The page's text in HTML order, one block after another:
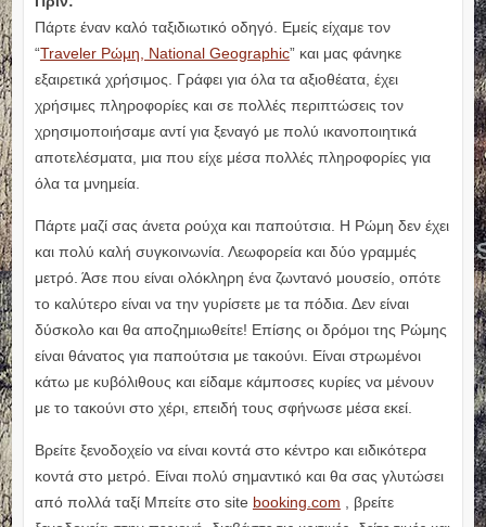
Πάρτε έναν καλό ταξιδιωτικό οδηγό. Εμείς είχαμε τον
“Traveler Ρώμη, National Geographic” και μας φάνηκε
εξαιρετικά χρήσιμος. Γράφει για όλα τα αξιοθέατα, έχει
χρήσιμες πληροφορίες και σε πολλές περιπτώσεις τον
χρησιμοποιήσαμε αντί για ξεναγό με πολύ ικανοποιητικά
αποτελέσματα, μια που είχε μέσα πολλές πληροφορίες για
όλα τα μνημεία.
Πάρτε μαζί σας άνετα ρούχα και παπούτσια. Η Ρώμη δεν έχει
και πολύ καλή συγκοινωνία. Λεωφορεία και δύο γραμμές
μετρό. Άσε που είναι ολόκληρη ένα ζωντανό μουσείο, οπότε
το καλύτερο είναι να την γυρίσετε με τα πόδια. Δεν είναι
δύσκολο και θα αποζημιωθείτε! Επίσης οι δρόμοι της Ρώμης
είναι θάνατος για παπούτσια με τακούνι. Είναι στρωμένοι
κάτω με κυβόλιθους και είδαμε κάμποσες κυρίες να μένουν
με το τακούνι στο χέρι, επειδή τους σφήνωσε μέσα εκεί.
Βρείτε ξενοδοχείο να είναι κοντά στο κέντρο και ειδικότερα
κοντά στο μετρό. Είναι πολύ σημαντικό και θα σας γλυτώσει
από πολλά ταξί Μπείτε στο site booking.com , βρείτε